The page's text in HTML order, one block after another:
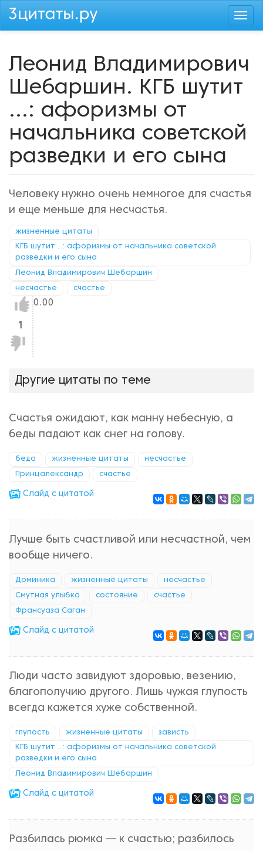
Перейти
Леонид Владимирович
Шебаршин. КГБ шутит
...: афоризмы от
начальника советской
разведки и его сына
Человеку нужно очень немногое для счастья
и еще меньше для несчастья.
жизненные цитаты
КГБ шутит ...: афоризмы от начальника советской
разведки и его сына
Леонид Владимирович Шебаршин
несчастье счастье
Нравится!
Не
нравится!
0.00
Другие цитаты по теме
Счастья ожидают, как манну небесную, а
беды падают как снег на голову.
беда жизненные цитаты несчастье
Принцалександр счастье
Cлайд с цитатой
Лучше быть счастливой или несчастной, чем
вообще ничего.
Доминика жизненные цитаты несчастье
Смутная улыбка состояние счастье
Франсуаза Саган
Cлайд с цитатой
Люди часто завидуют здоровью, везению,
благополучию другого. Лишь чужая глупость
всегда кажется хуже собственной.
глупость жизненные цитаты зависть
КГБ шутит ...: афоризмы от начальника советской
разведки и его сына
Леонид Владимирович Шебаршин
Cлайд с цитатой
Разбилась рюмка — к счастью; разбилось